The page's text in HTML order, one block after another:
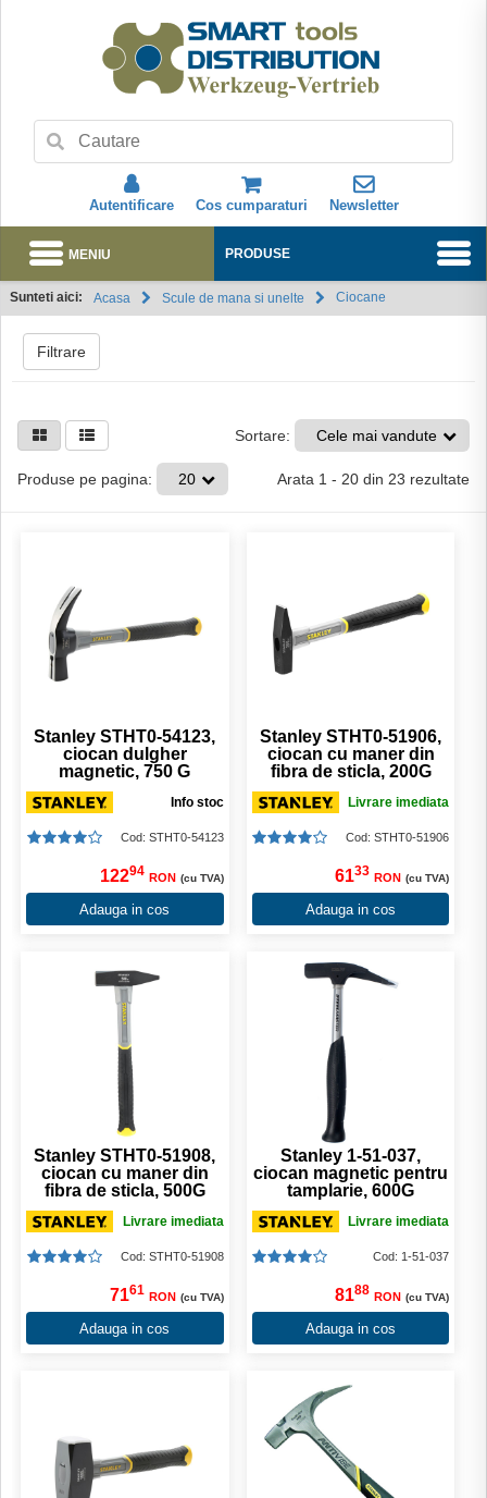
Autentificare Cos cumparaturi Newsletter
Abonare
PRODUSE
MENIU
Sunteti aici: Acasa Ciocane
Scule de mana si unelte
Filtrare
Sortare: Cele mai vandute
Produse pe pagina: 20 Arata 1 - 20 din 23 rezultate
Stanley STHT0-54123,
ciocan dulgher
magnetic, 750 G
Info stoc
Cod: STHT0-54123
12294 RON (cu TVA)
Adauga in cos
Stanley STHT0-51906,
ciocan cu maner din
fibra de sticla, 200G
Livrare imediata
Cod: STHT0-51906
6133 RON (cu TVA)
Adauga in cos
Stanley STHT0-51908,
ciocan cu maner din
fibra de sticla, 500G
Livrare imediata
Cod: STHT0-51908
7161 RON (cu TVA)
Adauga in cos
Stanley 1-51-037,
ciocan magnetic pentru
tamplarie, 600G
Livrare imediata
Cod: 1-51-037
8188 RON (cu TVA)
Adauga in cos